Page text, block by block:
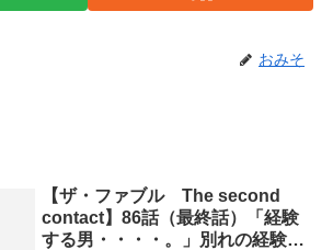
おみそ
【ザ・ファブル The second
contact】86話（最終話）「経験
する男・・・・。」別れの経験か